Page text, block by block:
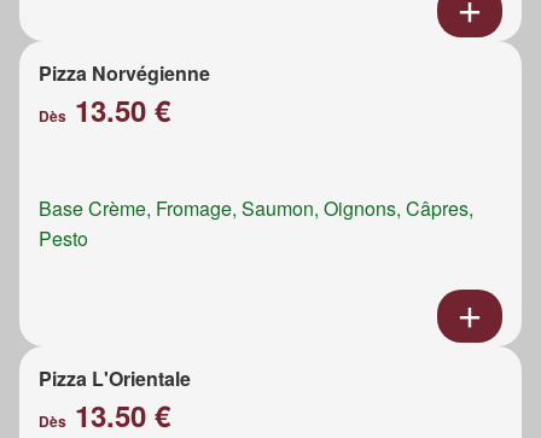
Pizza Norvégienne
Dès 13.50 €
Base Crème, Fromage, Saumon, Oignons, Câpres,
Pesto
Pizza L'Orientale
Dès 13.50 €